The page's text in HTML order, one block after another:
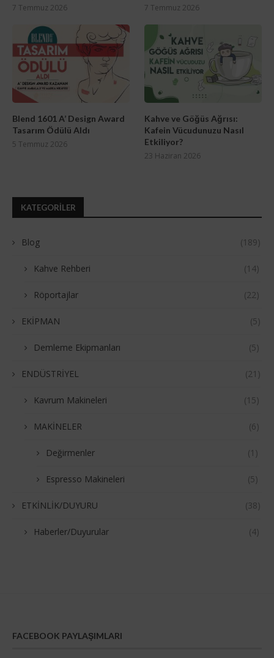
7 Temmuz 2026
7 Temmuz 2026
Blend 1601 A’ Design Award
Tasarım Ödülü Aldı
5 Temmuz 2026
Kahve ve Göğüs Ağrısı:
Kafein Vücudunuzu Nasıl
Etkiliyor?
23 Haziran 2026
KATEGORILER
Blog (189)
Kahve Rehberi (14)
Röportajlar (22)
EKİPMAN (5)
Demleme Ekipmanları (5)
ENDÜSTRİYEL (21)
Kavrum Makineleri (15)
MAKİNELER (6)
Değirmenler (1)
Espresso Makineleri (5)
ETKİNLİK/DUYURU (38)
Haberler/Duyurular (4)
FACEBOOK PAYLAŞIMLARI